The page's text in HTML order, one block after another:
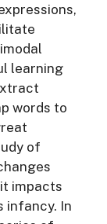
learning
words to
of
impacts
infancy. In